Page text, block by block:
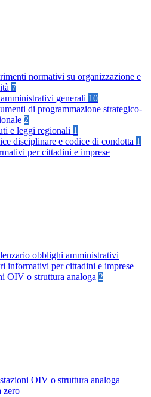
normativi su organizzazione e
7
generali 10
di programmazione strategico-
2
e leggi regionali 1
disciplinare e codice di condotta 1
per cittadini e imprese
obblighi amministrativi
informativi per cittadini e imprese
OIV o struttura analoga 2
OIV o struttura analoga
zero